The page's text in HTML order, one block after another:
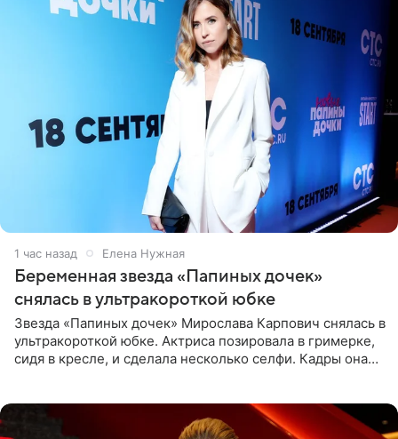
1 час назад Елена Нужная
Беременная звезда «Папиных дочек»
снялась в ультракороткой юбке
Звезда «Папиных дочек» Мирослава Карпович снялась в
ультракороткой юбке. Актриса позировала в гримерке,
сидя в кресле, и сделала несколько селфи. Кадры она